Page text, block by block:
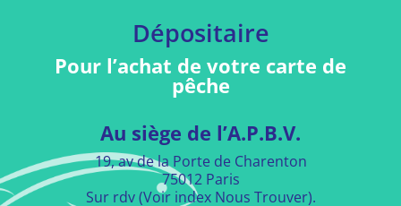
Dépositaire
Pour l’achat de votre carte de
pêche
Au siège de l’A.P.B.V.
19, av de la Porte de Charenton
75012 Paris
Sur rdv (Voir index Nous Trouver).